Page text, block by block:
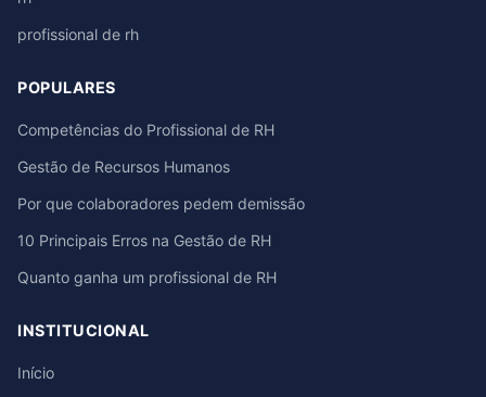
profissional de rh
POPULARES
Competências do Profissional de RH
Gestão de Recursos Humanos
Por que colaboradores pedem demissão
10 Principais Erros na Gestão de RH
Quanto ganha um profissional de RH
INSTITUCIONAL
Início